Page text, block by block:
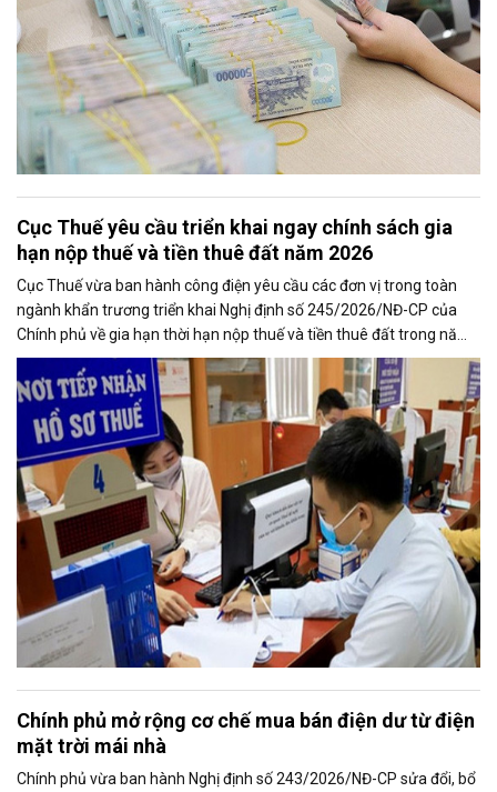
Cục Thuế yêu cầu triển khai ngay chính sách gia
hạn nộp thuế và tiền thuê đất năm 2026
Cục Thuế vừa ban hành công điện yêu cầu các đơn vị trong toàn
ngành khẩn trương triển khai Nghị định số 245/2026/NĐ-CP của
Chính phủ về gia hạn thời hạn nộp thuế và tiền thuê đất trong năm
2026, nhằm bảo đảm chính sách nhanh chóng đi vào thực tiễn và
hỗ trợ kịp thời cho người nộp thuế.
Chính phủ mở rộng cơ chế mua bán điện dư từ điện
mặt trời mái nhà
Chính phủ vừa ban hành Nghị định số 243/2026/NĐ-CP sửa đổi, bổ